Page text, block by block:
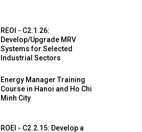
REOI - C2.1.26:
Develop/Upgrade MRV
Systems for Selected
Industrial Sectors
Energy Manager Training
Course in Hanoi and Ho Chi
Minh City
ROEI - C2.2.15: Develop a